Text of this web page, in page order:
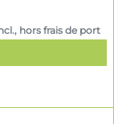
hors frais de port